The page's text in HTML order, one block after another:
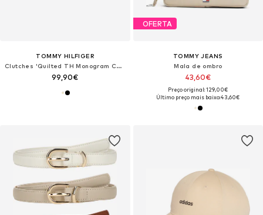
TOMMY HILFIGER
Clutches 'Quilted TH Monogram Chain Strap'
99,90€
OFERTA
TOMMY JEANS
Mala de ombro
43,60€
Preço original: 129,00€
Último preço mais baixo:43,60€